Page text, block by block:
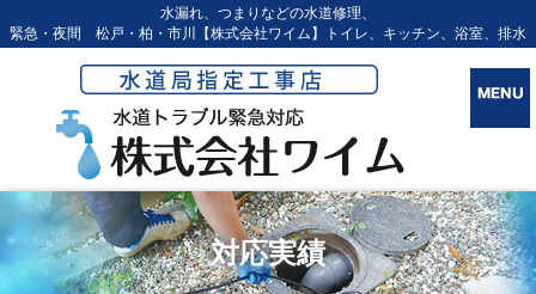
水漏れ、つまりなどの水道修理、
緊急・夜間 松戸・柏・市川【株式会社ワイム】トイレ、キッチン、浴室、排水
対応実績